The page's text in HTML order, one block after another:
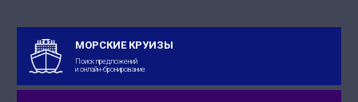
МОРСКИЕ КРУИЗЫ
Поиск предложений
и онлайн-бронирование